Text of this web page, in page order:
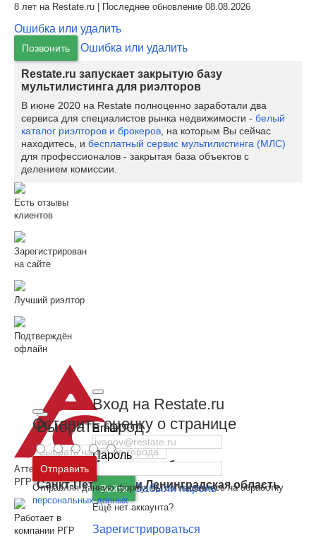
Выбрать город
Москва и
Московская область
Санкт-Петербург иЛенинградская область
Вход на Restate.ru
Email
Пароль
Войти Забыли пароль
Ещё нет аккаунта?
Зарегистрироваться
8 лет на Restate.ru | Последнее обновление 08.08.2026
Ошибка или удалить
Позвонить Ошибка или удалить
Restate.ru запускает закрытую базу
мультилистинга для риэлторов
В июне 2020 на Restate полноценно заработали два
сервиса для специалистов рынка недвижимости - белый
каталог риэлторов и брокеров , на которым Вы сейчас
находитесь, и бесплатный сервис мультилистинга (МЛС)
для профессионалов - закрытая база объектов с
делением комиссии.
Есть отзывы
клиентов
Зарегистрирован
на сайте
Лучший риэлтор
Подтверждён
офлайн
Аттестован
РГР
Работает в
компании РГР
Оставить оценку о странице
Отправить
Отправляя данную форму, вы соглашаетесь на обработку
персональных данных